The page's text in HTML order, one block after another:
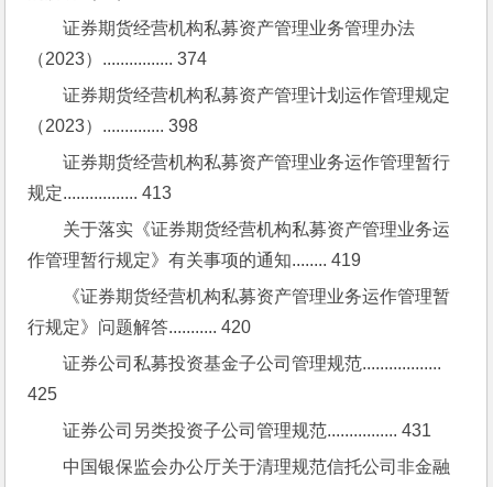
证券期货经营机构私募资产管理业务管理办法
（2023）................ 374
证券期货经营机构私募资产管理计划运作管理规定
（2023）.............. 398
证券期货经营机构私募资产管理业务运作管理暂行
规定................. 413
关于落实《证券期货经营机构私募资产管理业务运
作管理暂行规定》有关事项的通知........ 419
《证券期货经营机构私募资产管理业务运作管理暂
行规定》问题解答........... 420
证券公司私募投资基金子公司管理规范..................
425
证券公司另类投资子公司管理规范................ 431
中国银保监会办公厅关于清理规范信托公司非金融